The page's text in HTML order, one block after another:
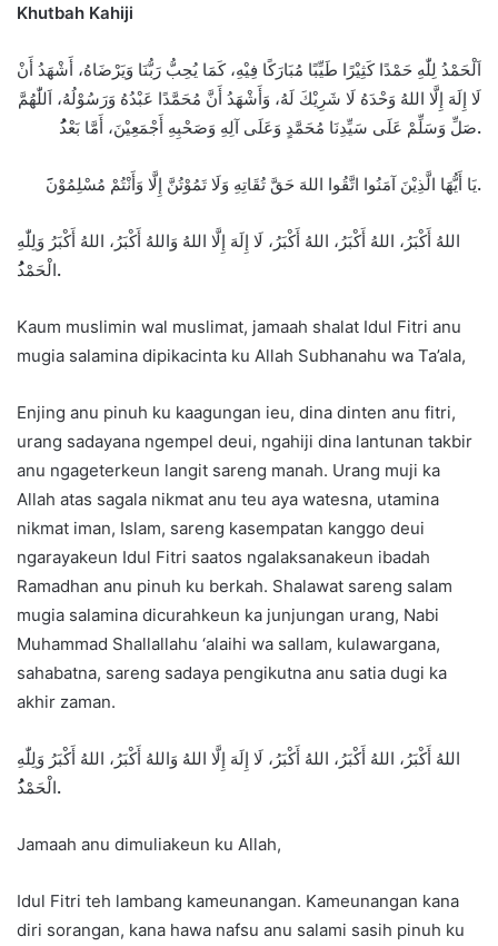
Khutbah Kahiji
اَلْحَمْدُ لِلّٰهِ حَمْدًا كَثِيْرًا طَيِّبًا مُبَارَكًا فِيْهِ، كَمَا يُحِبُّ رَبُّنَا وَيَرْضَاهُ، أَشْهَدُ أَنْ
لَا إِلَهَ إِلَّا اللهُ وَحْدَهُ لَا شَرِيْكَ لَهُ، وَأَشْهَدُ أَنَّ مُحَمَّدًا عَبْدُهُ وَرَسُوْلُهُ، اَللّٰهُمَّ
صَلِّ وَسَلِّمْ عَلَى سَيِّدِنَا مُحَمَّدٍ وَعَلَى آلِهِ وَصَحْبِهِ أَجْمَعِيْنَ، أَمَّا بَعْدُ.
يَا أَيُّهَا الَّذِيْنَ آمَنُوا اتَّقُوا اللهَ حَقَّ تُقَاتِهِ وَلَا تَمُوْتُنَّ إِلَّا وَأَنْتُمْ مُسْلِمُوْنَ.
اللهُ أَكْبَرُ، اللهُ أَكْبَرُ، اللهُ أَكْبَرُ، لَا إِلَهَ إِلَّا اللهُ وَاللهُ أَكْبَرُ، اللهُ أَكْبَرُ وَلِلّٰهِ
الْحَمْدُ.
Kaum muslimin wal muslimat, jamaah shalat Idul Fitri anu
mugia salamina dipikacinta ku Allah Subhanahu wa Ta’ala,
Enjing anu pinuh ku kaagungan ieu, dina dinten anu fitri,
urang sadayana ngempel deui, ngahiji dina lantunan takbir
anu ngageterkeun langit sareng manah. Urang muji ka
Allah atas sagala nikmat anu teu aya watesna, utamina
nikmat iman, Islam, sareng kasempatan kanggo deui
ngarayakeun Idul Fitri saatos ngalaksanakeun ibadah
Ramadhan anu pinuh ku berkah. Shalawat sareng salam
mugia salamina dicurahkeun ka junjungan urang, Nabi
Muhammad Shallallahu ‘alaihi wa sallam, kulawargana,
sahabatna, sareng sadaya pengikutna anu satia dugi ka
akhir zaman.
اللهُ أَكْبَرُ، اللهُ أَكْبَرُ، اللهُ أَكْبَرُ، لَا إِلَهَ إِلَّا اللهُ وَاللهُ أَكْبَرُ، اللهُ أَكْبَرُ وَلِلّٰهِ
الْحَمْدُ.
Jamaah anu dimuliakeun ku Allah,
Idul Fitri teh lambang kameunangan. Kameunangan kana
diri sorangan, kana hawa nafsu anu salami sasih pinuh ku